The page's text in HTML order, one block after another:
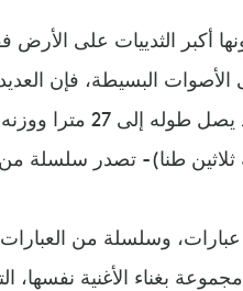
أكبر الثدييات على
الأصوات البسيطة، فإن
وسلسلة من العبارات
بغناء الأغنية نفسها،